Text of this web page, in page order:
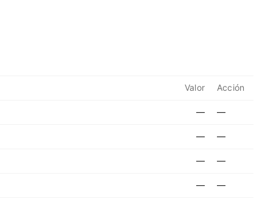
Valor Acción
— —
— —
— —
— —